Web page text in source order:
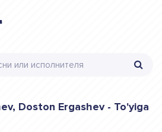
Doston Ergashev - To'yiga